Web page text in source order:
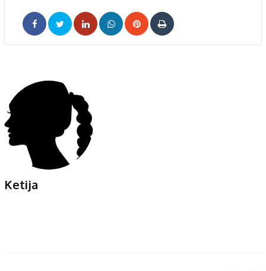
LinkedInWhatsappPinterest
Print
Ketija